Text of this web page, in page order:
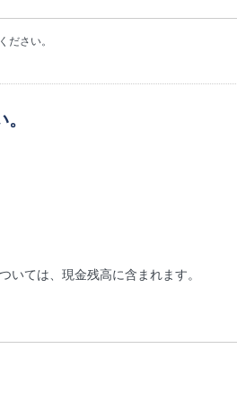
ださい。
いては、現金残高に含まれます。